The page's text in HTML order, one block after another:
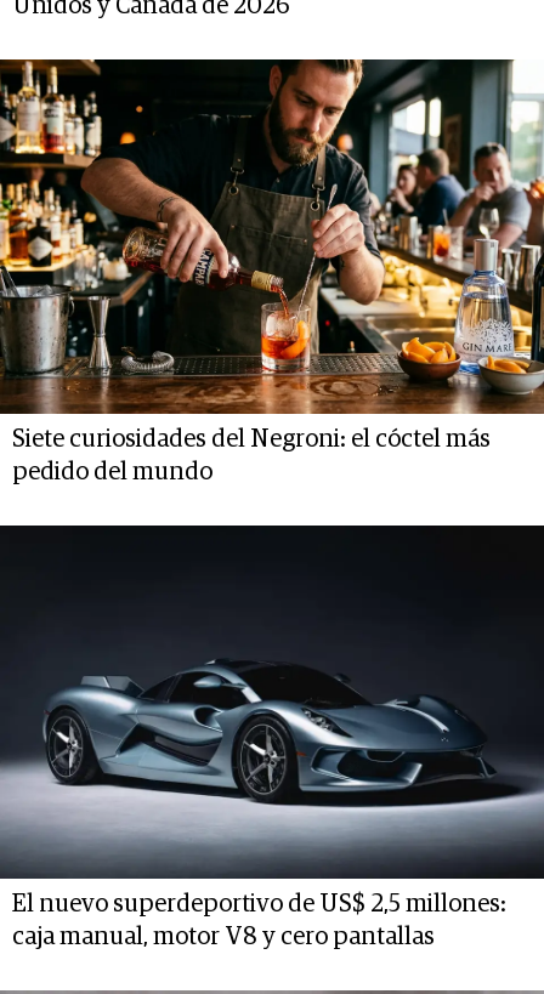
Unidos y Canadá de 2026
Siete curiosidades del Negroni: el cóctel más
pedido del mundo
El nuevo superdeportivo de US$ 2,5 millones:
caja manual, motor V8 y cero pantallas